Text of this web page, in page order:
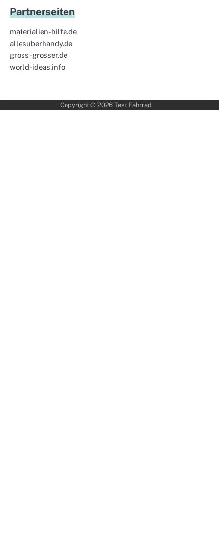
Partnerseiten
materialien-hilfe.de
allesuberhandy.de
gross-grosser.de
world-ideas.info
Copyright © 2026 Test Fahrrad